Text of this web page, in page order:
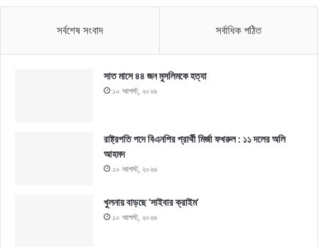
সর্বশেষ সংবাদ সর্বাধিক পঠিত
সাত মাসে ৪৪ জন মুসলিমকে হত্যা
১০ আগস্ট, ২০২৬
রাষ্ট্রপতি পদে বিএনপির প্রার্থী মির্জা ফখরুল : ১১ দলের অলি
আহমদ
১০ আগস্ট, ২০২৬
খুলনায় বাড়ছে ‘সাইবার ক্রাইম’
১০ আগস্ট, ২০২৬